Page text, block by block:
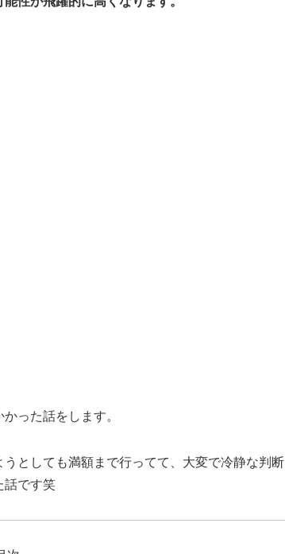
った話をします。
としても満額まで行ってて、大変で冷静な判断
話です笑